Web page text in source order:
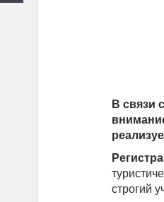
В связи
строгий